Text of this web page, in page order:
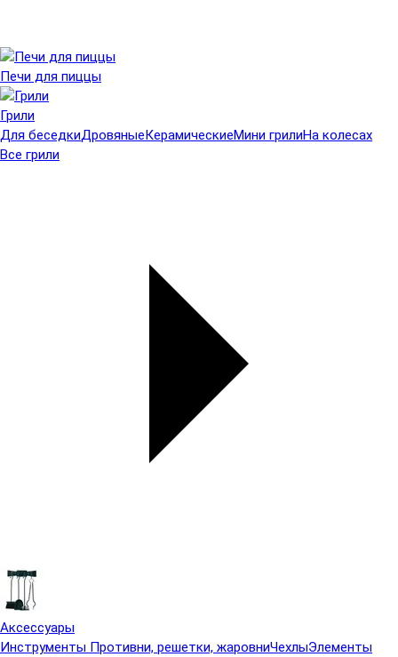
Печи для пиццы
Грили
Для беседкиДровяныеКерамическиеМини грилиНа колесах
Все грили
Аксессуары
Инструменты Противни, решетки, жаровниЧехлыЭлементы